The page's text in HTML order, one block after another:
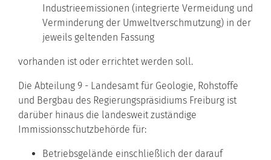
Industrieemissionen (integrierte Vermeidung und
Verminderung der Umweltverschmutzung) in der
jeweils geltenden Fassung
vorhanden ist oder errichtet werden soll.
Die Abteilung 9 - Landesamt für Geologie, Rohstoffe
und Bergbau des Regierungspräsidiums Freiburg ist
darüber hinaus die landesweit zuständige
Immissionsschutzbehörde für:
Betriebsgelände einschließlich der darauf